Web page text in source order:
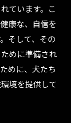
ています。こ
康な、自信を
そして、その
めに準備され
めに、犬たち
境を提供して